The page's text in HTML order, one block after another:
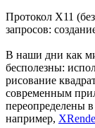
Протокол X11
запросов:
В наши дни как
бесполезны:
рисование
современным
переопределены
например,